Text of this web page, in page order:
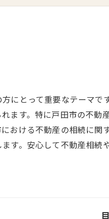
にとって重要なテーマ
ます。特に戸田市の不
おける不動産の相続に
す。安心して不動産相